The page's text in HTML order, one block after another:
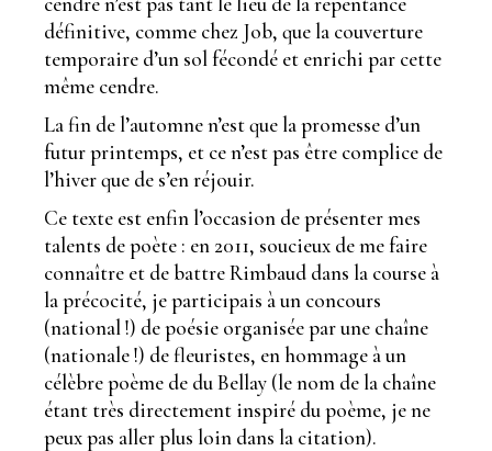
définitive, comme chez Job, que la couverture
temporaire d’un sol fécondé et enrichi par cette
même cendre.
La fin de l’automne n’est que la promesse d’un
futur printemps, et ce n’est pas être complice de
l’hiver que de s’en réjouir.
Ce texte est enfin l’occasion de présenter mes
talents de poète : en 2011, soucieux de me faire
connaître et de battre Rimbaud dans la course à
la précocité, je participais à un concours
(national !) de poésie organisée par une chaîne
(nationale !) de fleuristes, en hommage à un
célèbre poème de du Bellay (le nom de la chaîne
étant très directement inspiré du poème, je ne
peux pas aller plus loin dans la citation).